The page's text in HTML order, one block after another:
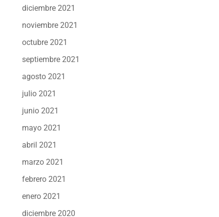
diciembre 2021
noviembre 2021
octubre 2021
septiembre 2021
agosto 2021
julio 2021
junio 2021
mayo 2021
abril 2021
marzo 2021
febrero 2021
enero 2021
diciembre 2020